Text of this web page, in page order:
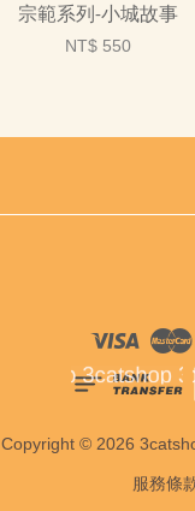
宗範系列-小城故事
NT$ 550
Visa
Copyright © 2026
服務條